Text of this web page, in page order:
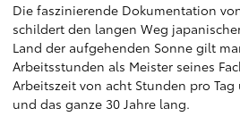
Die faszinierende Dokumentation
schildert den langen Weg
Land der aufgehenden Sonne gilt
Arbeitsstunden als Meister seines
Arbeitszeit von acht Stunden pro Tag
und das ganze 30 Jahre lang.